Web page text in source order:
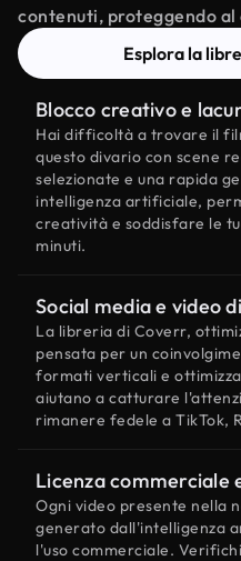
contenuti, proteggendo
Esplora la
Blocco creativo e
Hai difficoltà a trovare il
questo divario con scene
selezionate e una rapida
intelligenza artificiale,
creatività e soddisfare le
minuti.
Social media e video
La libreria di Coverr,
pensata per un
formati verticali e
aiutano a catturare
rimanere fedele a TikTok,
Licenza commerciale
Ogni video presente nella
generato dall'intelligenza
l'uso commerciale.